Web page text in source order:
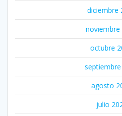
diciembre
noviembre
octubre
agosto
julio